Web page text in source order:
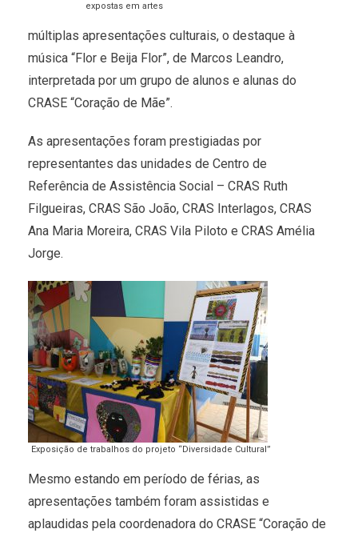
expostas em artes
múltiplas apresentações culturais, o destaque à
música “Flor e Beija Flor”, de Marcos Leandro,
interpretada por um grupo de alunos e alunas do
CRASE “Coração de Mãe”.
As apresentações foram prestigiadas por
representantes das unidades de Centro de
Referência de Assistência Social – CRAS Ruth
Filgueiras, CRAS São João, CRAS Interlagos, CRAS
Ana Maria Moreira, CRAS Vila Piloto e CRAS Amélia
Jorge.
Exposição de trabalhos do projeto “Diversidade Cultural”
Mesmo estando em período de férias, as
apresentações também foram assistidas e
aplaudidas pela coordenadora do CRASE “Coração de